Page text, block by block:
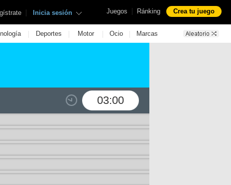
Juegos | Ránking Crea tu juego
| Inicia sesión
| Deportes | Motor | Ocio | Marcas
03:00